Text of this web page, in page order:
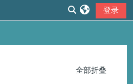
切换搜索输入
登录
全部折叠